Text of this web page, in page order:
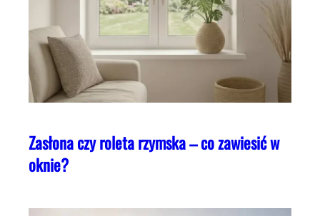
Zasłona czy roleta rzymska – co zawiesić w
oknie?